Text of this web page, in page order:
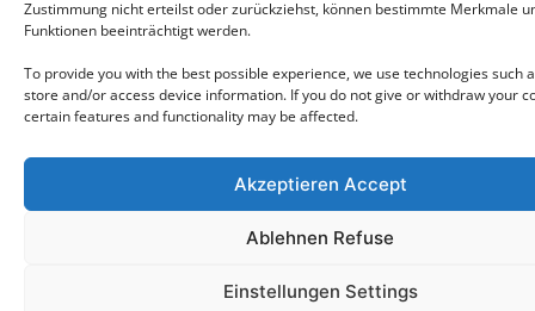
Zustimmung nicht erteilst oder zurückziehst, können bestimmte Merkmale
Funktionen beeinträchtigt werden.
To provide you with the best possible experience, we use technologies such
store and/or access device information. If you do not give or withdraw your
certain features and functionality may be affected.
Akzeptieren Accept
Ablehnen Refuse
Einstellungen Settings